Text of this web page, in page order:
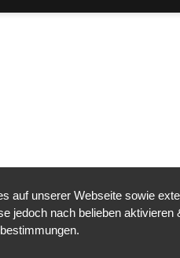
auf unserer Webseite sowie
jedoch nach belieben aktivieren